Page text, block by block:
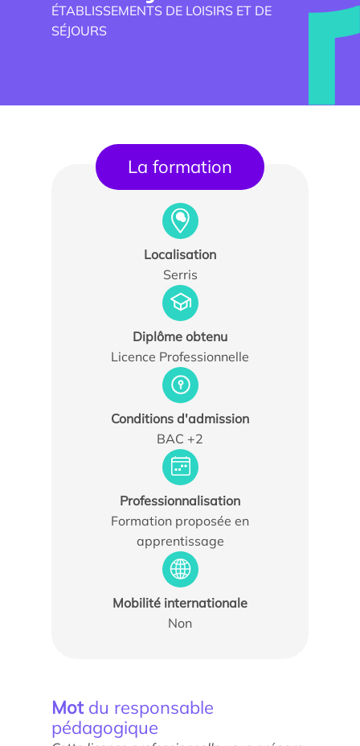
Trouver un stagiaire, alternant ou collaborateur
Associer nos étudiants à vos projets
Ils nous soutiennent
ÉTABLISSEMENTS DE LOISIRS ET DE
SÉJOURS
La formation
Localisation
Serris
Diplôme obtenu
Licence Professionnelle
Conditions d'admission
BAC +2
Professionnalisation
Formation proposée en
apprentissage
Mobilité internationale
Non
Motdu responsable
pédagogique